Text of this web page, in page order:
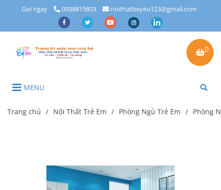
Gọi ngay 0938815803 noithatbeyeu123@gmail.com
0
MENU
Trang chủ / Nội Thất Trẻ Em / Phòng Ngủ Trẻ Em / Phòng